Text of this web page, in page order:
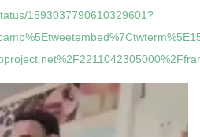
1593037790610329601?